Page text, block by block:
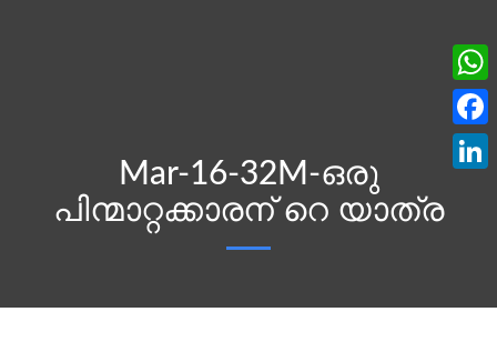
Mar-16-32M-ഒരു
പിന്മാറ്റക്കാരന് റെ യാത്ര